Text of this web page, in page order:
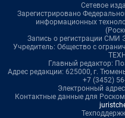
Сетевое
Зарегистрировано
информационных
Запись о регистрации СМИ
Учредитель: Общество с
Главный редактор:
Адрес редакции: 625000, г.
+7 (3452)
Электронный
Контактные данные для